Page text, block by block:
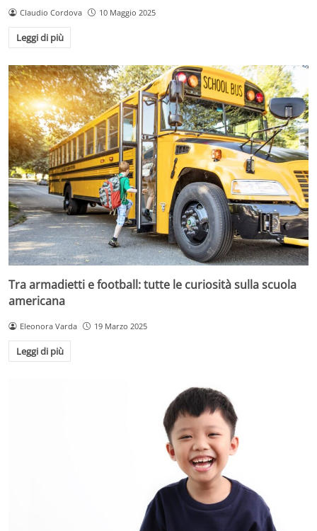
Claudio Cordova 10 Maggio 2025
Leggi di più
Tra armadietti e football: tutte le curiosità sulla scuola
americana
Eleonora Varda 19 Marzo 2025
Leggi di più